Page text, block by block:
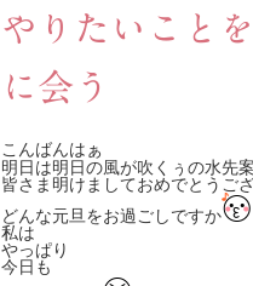
やりたいこと
に会う
こんばんはぁ
明日は明日の風が吹くぅの水先
皆さま明けましておめでとうご
どんな元旦をお過ごしですか
私は
やっぱり
今日も